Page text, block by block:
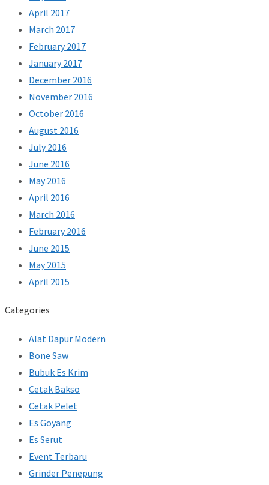
April 2017
March 2017
February 2017
January 2017
December 2016
November 2016
October 2016
August 2016
July 2016
June 2016
May 2016
April 2016
March 2016
February 2016
June 2015
May 2015
April 2015
Categories
Alat Dapur Modern
Bone Saw
Bubuk Es Krim
Cetak Bakso
Cetak Pelet
Es Goyang
Es Serut
Event Terbaru
Grinder Penepung